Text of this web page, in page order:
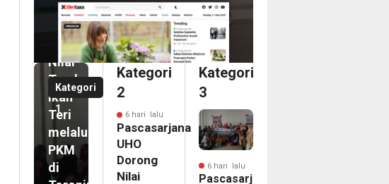
Kategori
1
Pascasarjana
UHO
Dorong
Nilai
Tambah
Ikan
Teri
melalui
PKM
di
bulan
lalu
Wali
Kota
Kendari
Siska
Karina
Imran
dan
Kategori
2
6 hari lalu
Pascasarjana
UHO
Dorong
Nilai
Kategori
3
6 hari lalu
Pascasarjana